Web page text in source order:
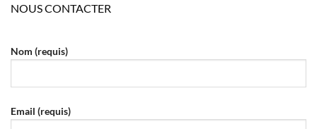
NOUS CONTACTER
Nom (requis)
Email (requis)